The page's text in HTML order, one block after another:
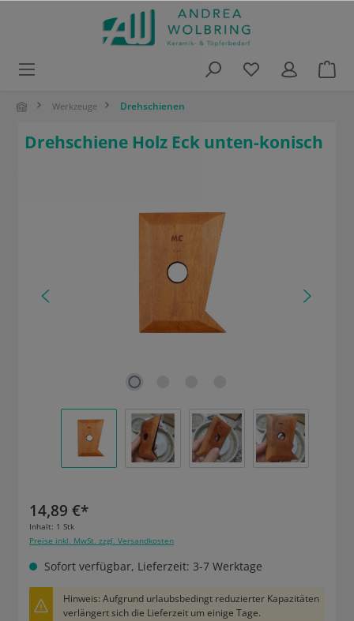
Werkzeuge Drehschienen
Drehschiene Holz Eck unten-konisch
14,89 €*
Inhalt: 1 Stk
Preise inkl. MwSt. zzgl. Versandkosten
Sofort verfügbar, Lieferzeit: 3-7 Werktage
Hinweis: Aufgrund urlaubsbedingt reduzierter Kapazitäten
verlängert sich die Lieferzeit um einige Tage.